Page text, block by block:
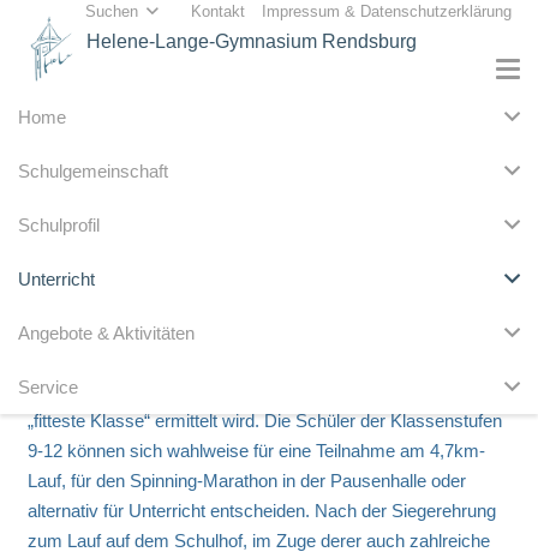
Suchen Kontakt Impressum & Datenschutzerklärung
Helene-Lange-Gymnasium Rendsburg
Home
Schulgemeinschaft
Schulprofil
Unterricht
Angebote & Aktivitäten
Service
Am letzten Schultag vor den Sommerferien findet traditionell
Klassenstufen 5-8 können zwischen einer 1,7km-, 2,7km-
nach bewältigter Distanz, Punkte für ihre Klasse, wodurch die
„fitteste Klasse“ ermittelt wird. Die Schüler der Klassenstufen
9-12 können sich wahlweise für eine Teilnahme am 4,7km-
Lauf, für den Spinning-Marathon in der Pausenhalle oder
alternativ für Unterricht entscheiden. Nach der Siegerehrung
zum Lauf auf dem Schulhof, im Zuge derer auch zahlreiche